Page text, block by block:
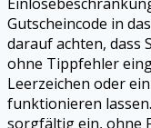
Gutscheincode in
darauf achten, dass
ohne Tippfehler
Leerzeichen oder
funktionieren
sorgfältig ein, ohne